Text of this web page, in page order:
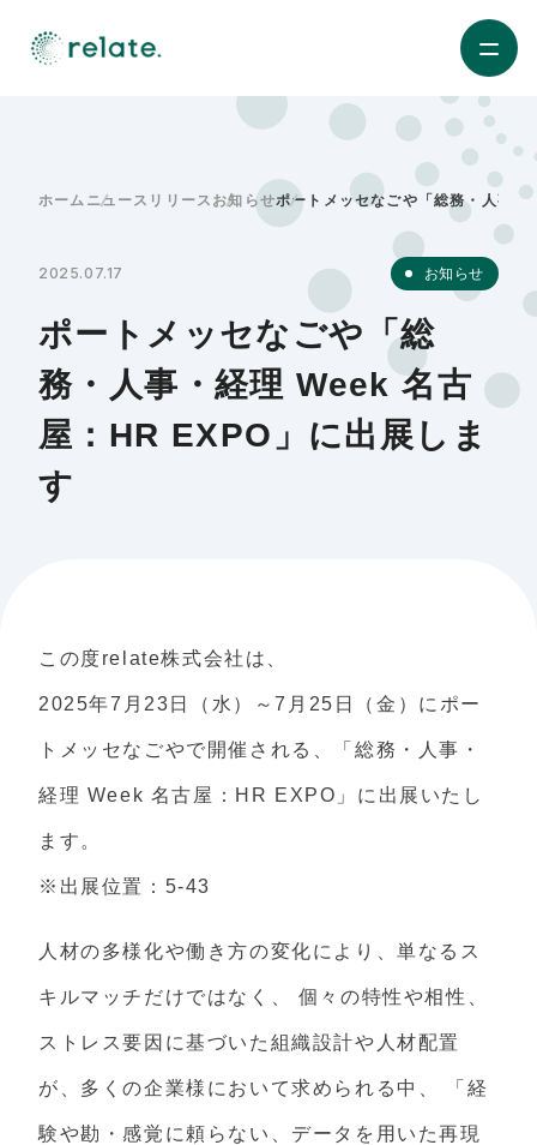
ホーム ニュースリリース お知らせポートメッセなごや「総務・人事
2025.07.17 お知らせ
ポートメッセなごや「総
務・人事・経理 Week 名古
屋：HR EXPO」に出展しま
す
この度relate株式会社は、
2025年7月23日（水）～7月25日（金）にポー
トメッセなごやで開催される、「総務・人事・
経理 Week 名古屋：HR EXPO」に出展いたし
ます。
※出展位置：5-43
人材の多様化や働き方の変化により、単なるス
キルマッチだけではなく、 個々の特性や相性、
ストレス要因に基づいた組織設計や人材配置
が、多くの企業様において求められる中、 「経
験や勘・感覚に頼らない、データを用いた再現